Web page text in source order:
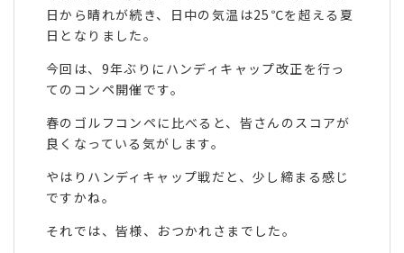
日から晴れが続き、日中の気温は25℃を超える夏
日となりました。
今回は、9年ぶりにハンディキャップ改正を行っ
てのコンペ開催です。
春のゴルフコンペに比べると、皆さんのスコアが
良くなっている気がします。
やはりハンディキャップ戦だと、少し締まる感じ
ですかね。
それでは、皆様、おつかれさまでした。